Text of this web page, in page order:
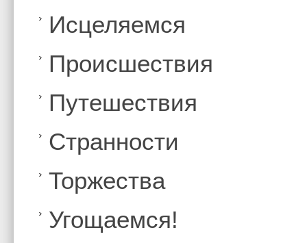
Иcцеляемся
Происшествия
Путешествия
Странности
Торжества
Угощаемся!